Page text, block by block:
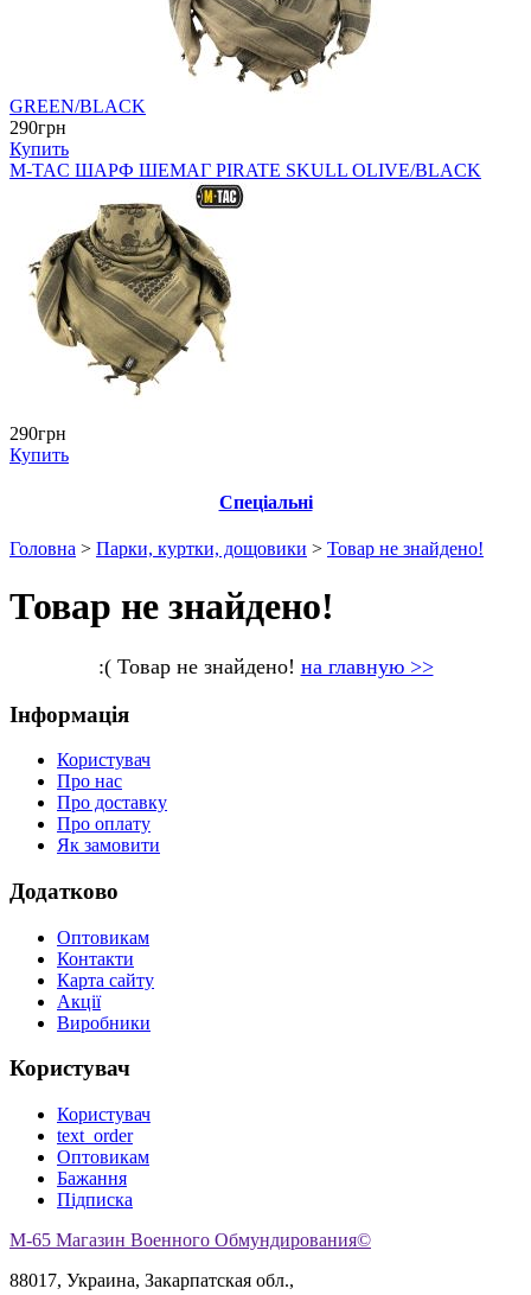
GREEN/BLACK
290грн
Купить
M-TAC ШАРФ ШЕМАГ PIRATE SKULL OLIVE/BLACK
290грн
Купить
Спеціальні
Головна > Парки, куртки, дощовики > Товар не знайдено!
Товар не знайдено!
:( Товар не знайдено! на главную >>
Інформація
Користувач
Про нас
Про доставку
Про оплату
Як замовити
Додатково
Оптовикам
Контакти
Карта сайту
Акції
Виробники
Користувач
Користувач
text_order
Оптовикам
Бажання
Підписка
M-65 Магазин Военного Обмундирования©
88017, Украина, Закарпатская обл.,